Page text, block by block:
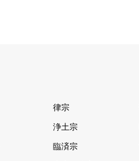
律宗
浄土宗
臨済宗